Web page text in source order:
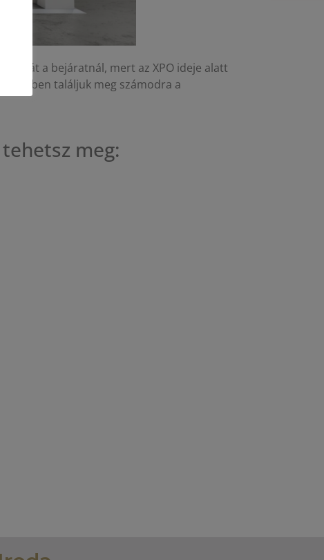
a bejáratnál, mert az XPO ideje alatt
találjuk meg számodra a
meg: